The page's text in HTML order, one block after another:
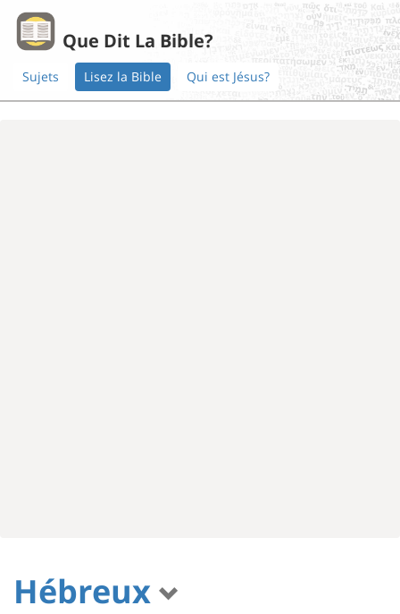
Que Dit La Bible?
Sujets Lisez la Bible Qui est Jésus?
Hébreux